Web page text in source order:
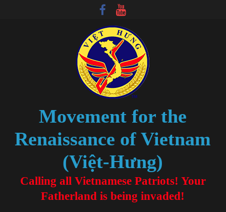
Movement for the
Renaissance of Vietnam
(Việt-Hưng)
Calling all Vietnamese Patriots! Your
Fatherland is being invaded!